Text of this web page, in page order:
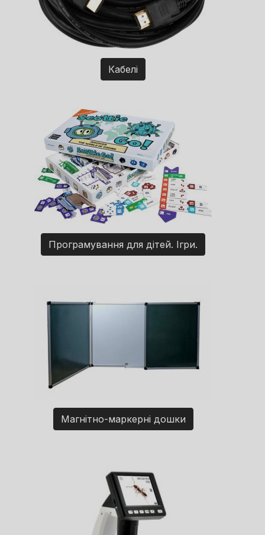
Кабелі
Програмування для дітей. Ігри.
Магнітно-маркерні дошки